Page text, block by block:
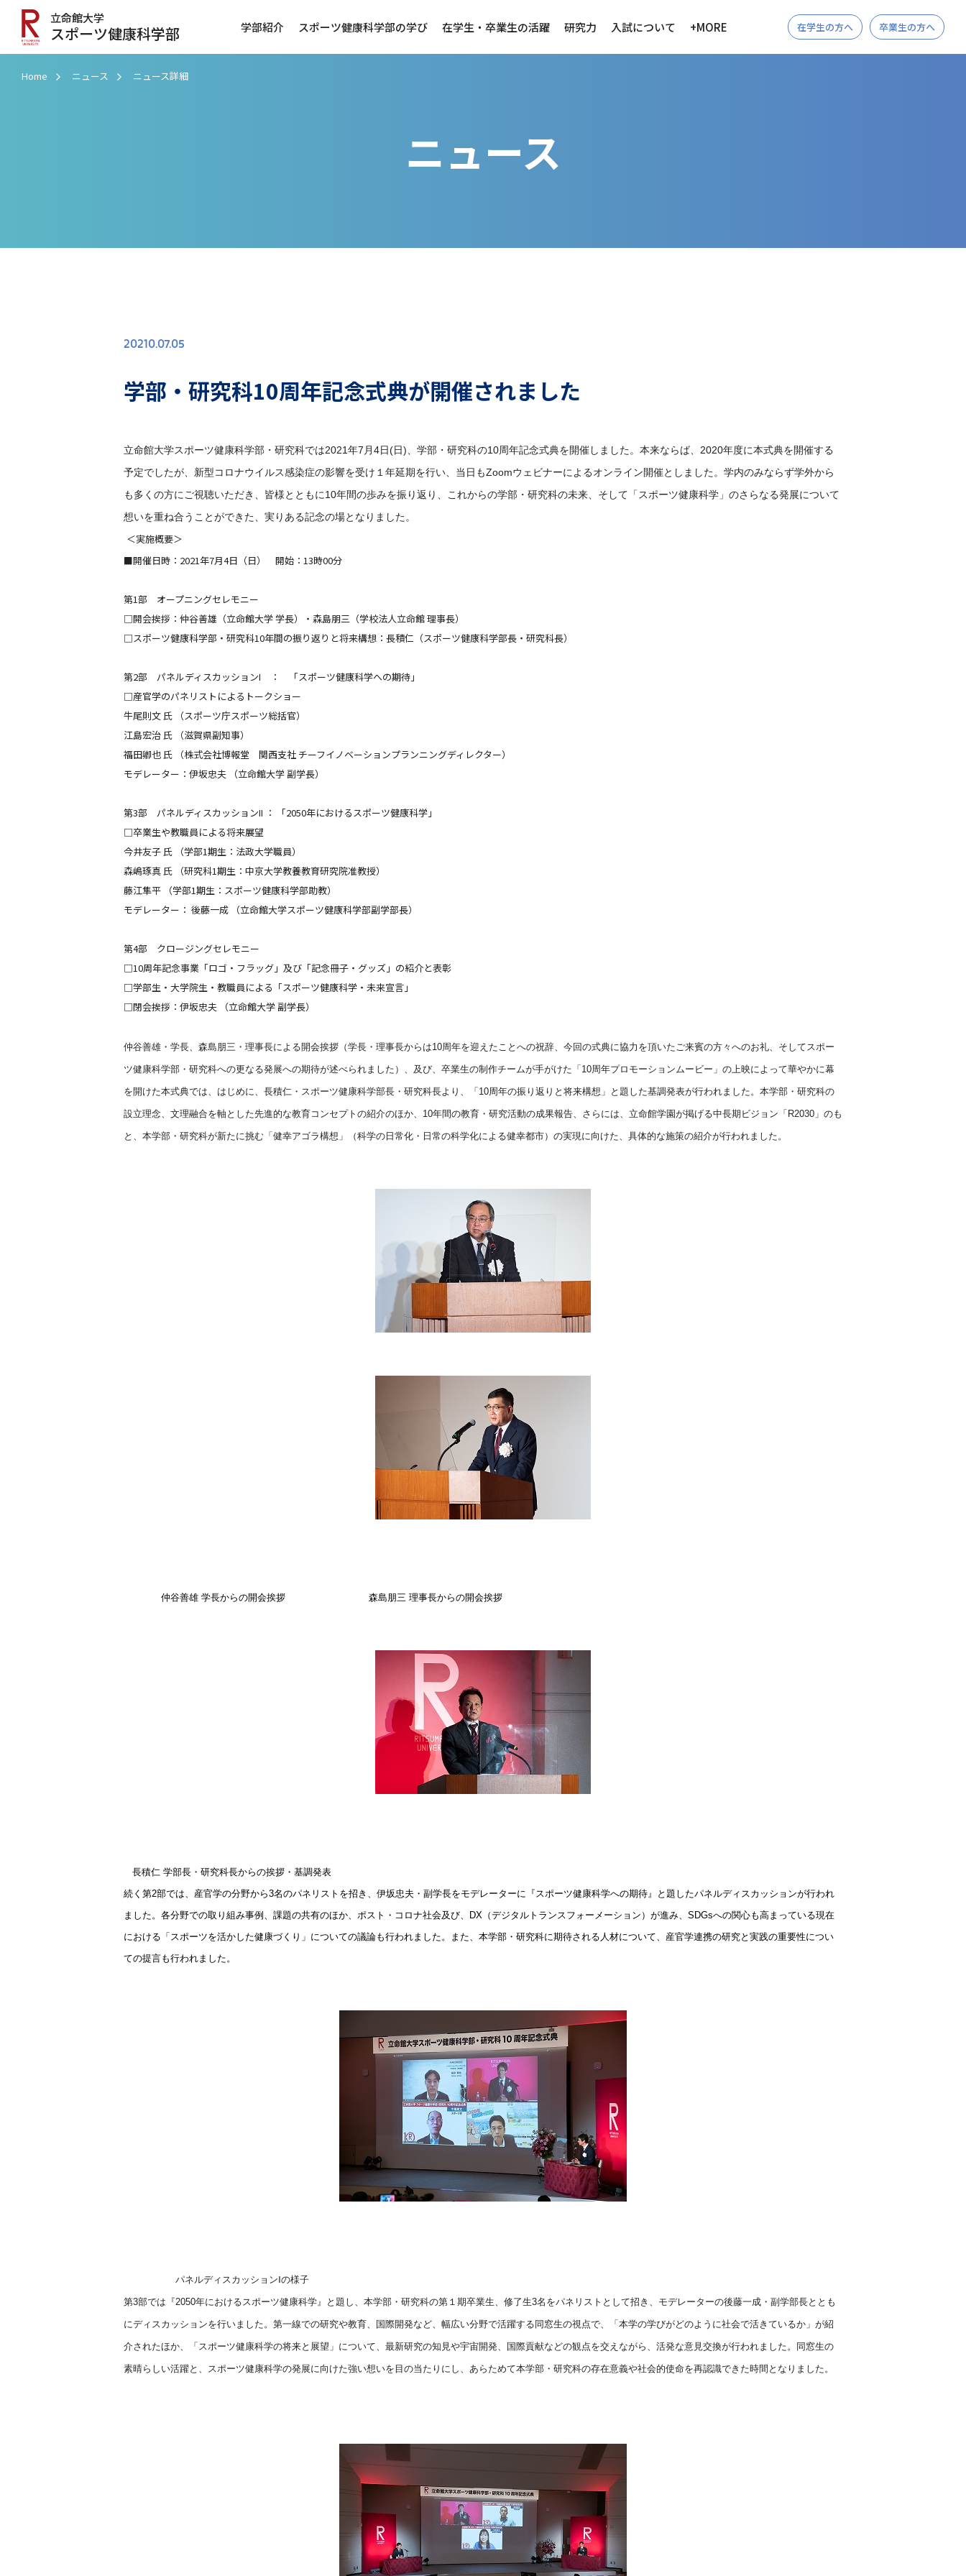
立命館大学
スポーツ健康科学部 学部紹介 スポーツ健康科学部の学び 在学生・卒業生の活躍 研究力 入試について +MORE 在学生の方へ 卒業生の方へ
ニュース
Home ニュース ニュース詳細
20210.07.05
学部・研究科10周年記念式典が開催されました
立命館大学スポーツ健康科学部・研究科では2021年7 月4日(日) 、学部・研究科の10周年記念式典を開催しました。本来ならば、 2020年度に本式典を開催する
予定でしたが、新型コロナウイルス感染症の影響を受け１年延期を行い、当日もZoomウェビナーによるオンライン開催としました。学内のみならず学外から
も多くの方にご視聴いただき、皆様とともに10年間の歩みを振り返り、これからの学部・研究科の未来、そして「スポーツ健康科学」のさらなる発展について
想いを重ね合うことができた、実りある記念の場となりました。
＜実施概要＞
■開催日時：2021年7月4日（日） 開始：13時00分
第1部 オープニングセレモニー
□開会挨拶：仲谷善雄（立命館大学 学長）・森島朋三（学校法人立命館 理事長）
□スポーツ健康科学部・研究科10年間の振り返りと将来構想：長積仁（スポーツ健康科学部長・研究科長）
第2部 パネルディスカッションⅠ ： 「スポーツ健康科学への期待」
□産官学のパネリストによるトークショー
牛尾則文 氏 （スポーツ庁スポーツ総括官）
江島宏治 氏 （滋賀県副知事）
福田卿也 氏 （株式会社博報堂 関西支社 チーフイノベーションプランニングディレクター）
モデレーター：伊坂忠夫 （立命館大学 副学長）
第3部 パネルディスカッションⅡ ： 「2050年におけるスポーツ健康科学」
□卒業生や教職員による将来展望
今井友子 氏 （学部1期生：法政大学職員）
森嶋琢真 氏 （研究科1期生：中京大学教養教育研究院准教授）
藤江隼平 （学部1期生：スポーツ健康科学部助教）
モデレーター： 後藤一成 （立命館大学スポーツ健康科学部副学部長）
第4部 クロージングセレモニー
□10周年記念事業「ロゴ・フラッグ」及び「記念冊子・グッズ」の紹介と表彰
□学部生・大学院生・教職員による「スポーツ健康科学・未来宣言」
□閉会挨拶：伊坂忠夫 （立命館大学 副学長）
仲谷善雄・学長、森島朋三・理事長による開会挨拶（学長・理事長からは10周年を迎えたことへの祝辞、今回の式典に協力を頂いたご来賓の方々へのお礼、そしてスポー
ツ健康科学部・研究科への更なる発展への期待が述べられました）、及び、卒業生の制作チームが手がけた「 10周年プロモーションムービー」の上映によって華やかに幕
を開けた本式典では、はじめに、長積仁・スポーツ健康科学部長・研究科長より、「 10周年の振り返りと将来構想」と題した基調発表が行われました。本学部・研究科の
設立理念、文理融合を軸とした先進的な教育コンセプトの紹介のほか、 10年間の教育・研究活動の成果報告、さらには、立命館学園が掲げる中長期ビジョン「 R2030 」のも
と、本学部・研究科が新たに挑む「健幸アゴラ構想」（科学の日常化・日常の科学化による健幸都市）の実現に向けた、具体的な施策の紹介が行われました。
仲谷善雄 学長からの開会挨拶 森島朋三 理事長からの開会挨拶
長積仁 学部長・研究科長からの挨拶・基調発表
続く第2部では、産官学の分野から3名のパネリストを招き、伊坂忠夫・副学長をモデレーターに『スポーツ健康科学への期待』と題したパネルディスカッションが行われ
ました。各分野での取り組み事例、課題の共有のほか、ポスト・コロナ社会及び、
DX （デジタルトランスフォーメーション）が進み、 SDGsへの関心も高まっている現在
における「スポーツを活かした健康づくり」についての議論も行われました。また、本学部・研究科に期待される人材について、産官学連携の研究と実践の重要性につい
ての提言も行われました。
パネルディスカッションⅠの様子
第3部では『2050年におけるスポーツ健康科学』と題し、本学部・研究科の第１期卒業生、修了生3名をパネリストとして招き、モデレーターの後藤一成・副学部長ととも
にディスカッションを行いました。第一線での研究や教育、国際開発など、幅広い分野で活躍する同窓生の視点で、「本学の学びがどのように社会で活きているか」が紹
介されたほか、「スポーツ健康科学の将来と展望」について、最新研究の知見や宇宙開発、国際貢献などの観点を交えながら、活発な意見交換が行われました。同窓生の
素晴らしい活躍と、スポーツ健康科学の発展に向けた強い想いを目の当たりにし、あらためて本学部・研究科の存在意義や社会的使命を再認識できた時間となりました。